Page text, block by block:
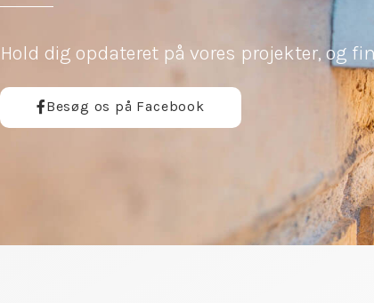
Hold dig opdateret på vores projekter, og
Besøg os på Facebook